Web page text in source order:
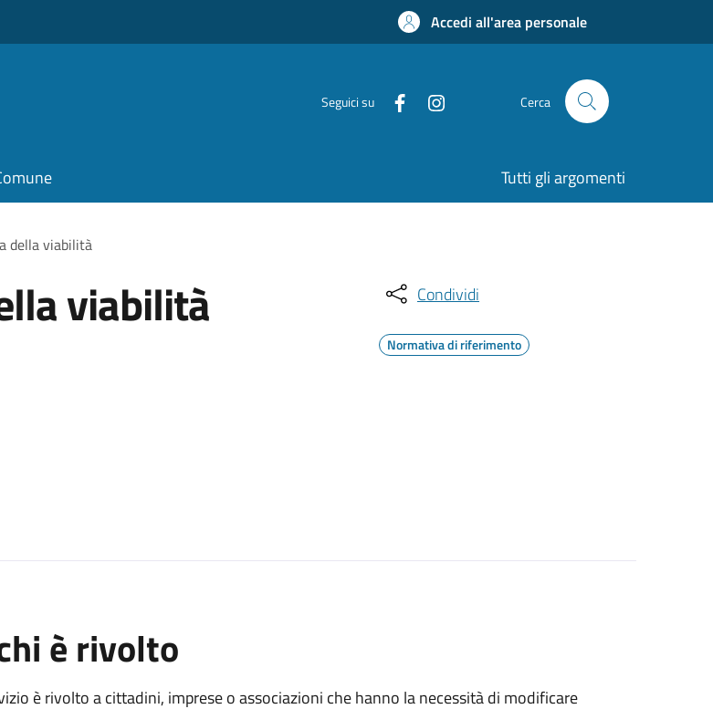
Accedi all'area personale
Seguici su Cerca
Tutti gli argomenti
della viabilità
viabilità Condividi
Normativa di riferimento
è rivolto
è rivolto a cittadini, imprese o associazioni che hanno la necessità di modificare